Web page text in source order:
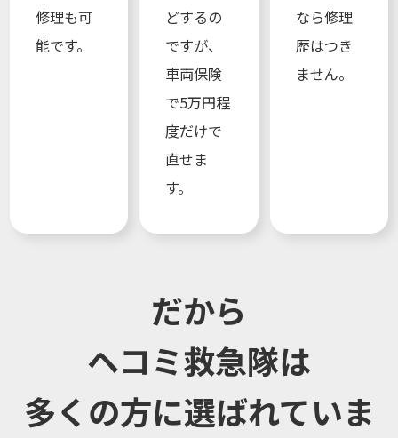
修理も可
能です。
どするの
ですが、
車両保険
で5万円程
度だけで
直せま
す。
なら修理
歴はつき
ません。
だから
ヘコミ救急隊は
多くの方に選ばれていま